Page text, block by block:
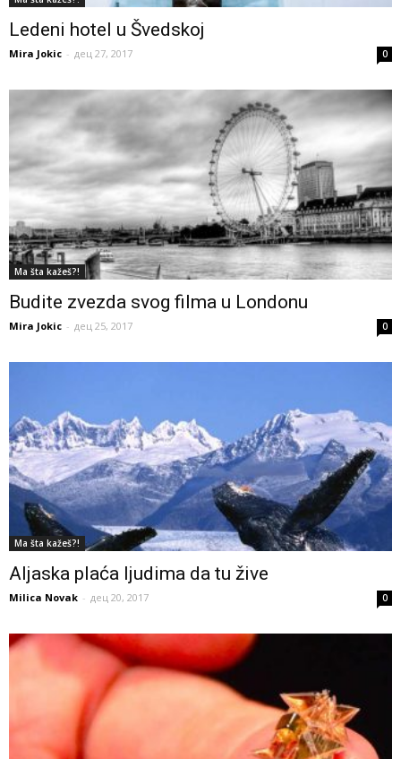
Ledeni hotel u Švedskoj
Mira Jokic - дец 27, 2017 0
Ma šta kažeš?!
Budite zvezda svog filma u Londonu
Mira Jokic - дец 25, 2017 0
Ma šta kažeš?!
Aljaska plaća ljudima da tu žive
Milica Novak - дец 20, 2017 0